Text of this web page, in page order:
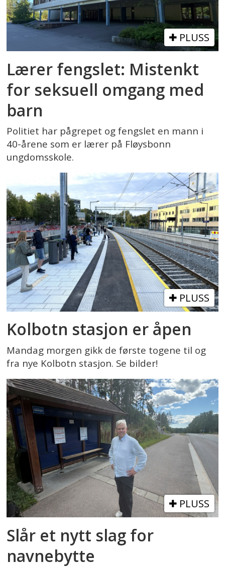
PLUSS
Lærer fengslet: Mistenkt
for seksuell omgang med
barn
Politiet har pågrepet og fengslet en mann i
40-årene som er lærer på Fløysbonn
ungdomsskole.
PLUSS
Kolbotn stasjon er åpen
Mandag morgen gikk de første togene til og
fra nye Kolbotn stasjon. Se bilder!
PLUSS
Slår et nytt slag for
navnebytte